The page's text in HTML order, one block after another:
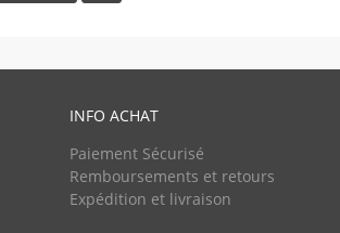
INFO ACHAT
Paiement Sécurisé
Remboursements et retours
Expédition et livraison